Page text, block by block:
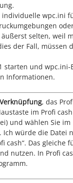
wpc.ini
selten, weil
der Fall, müssen
starten und
Informationen.
Verknüpfung, das
im Profi
und wählen Sie
würde die Datei
cash“. Das gleiche
nutzen. In Profi